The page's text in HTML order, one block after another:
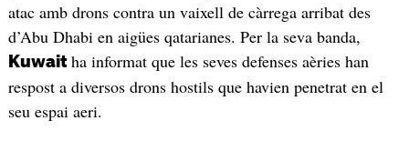
atac amb drons contra un vaixell de càrrega arribat des
d’Abu Dhabi en aigües qatarianes. Per la seva banda,
Kuwait ha informat que les seves defenses aèries han
respost a diversos drons hostils que havien penetrat en el
seu espai aeri.